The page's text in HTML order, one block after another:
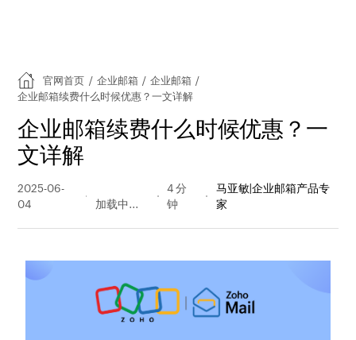
官网首页 / 企业邮箱 / 企业邮箱 /
企业邮箱续费什么时候优惠？一文详解
企业邮箱续费什么时候优惠？一
文详解
2025-06-
04
量
4 分
钟
马亚敏|企业邮箱产品专
家